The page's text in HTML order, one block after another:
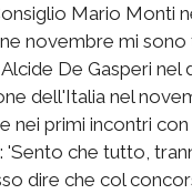
Mario Monti
novembre mi
De Gasperi nel
dell'Italia nel
primi incontri con
'Sento che tutto,
dire che col